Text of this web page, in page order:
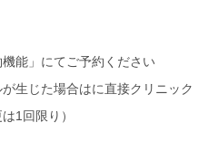
能」にてご予約ください
生じた場合はに直接クリニック
1回限り）